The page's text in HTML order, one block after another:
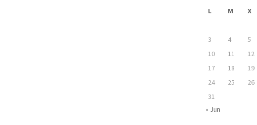
L M X
3
4 5
10
11 12
17
18 19
24
25 26
31
« Jun